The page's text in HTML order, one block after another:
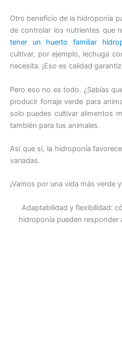
Otro beneficio de la hidroponía
de controlar los nutrientes que
tener un huerto familiar
cultivar, por ejemplo, lechuga
necesita. ¡Eso es calidad
Pero eso no es todo. ¿Sabías
producir forraje verde para
solo puedes cultivar alimentos
también para tus animales.
Así que sí, la hidroponía
variadas.
¡Vamos por una vida más verde
Adaptabilidad y flexibilidad:
hidroponía pueden responder